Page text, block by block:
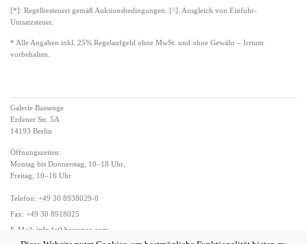
[*]: Regelbesteuert gemäß Auktionsbedingungen. [^]: Ausgleich von Einfuhr-
Umsatzsteuer.
* Alle Angaben inkl. 25% Regelaufgeld ohne MwSt. und ohne Gewähr – Irrtum
vorbehalten.
Galerie Bassenge
Erdener Str. 5A
14193 Berlin
Öffnungszeiten:
Montag bis Donnerstag, 10–18 Uhr,
Freitag, 10–16 Uhr
Telefon: +49 30 8938029-0
Fax: +49 30 8918025
E-Mail: info (at) bassenge.com